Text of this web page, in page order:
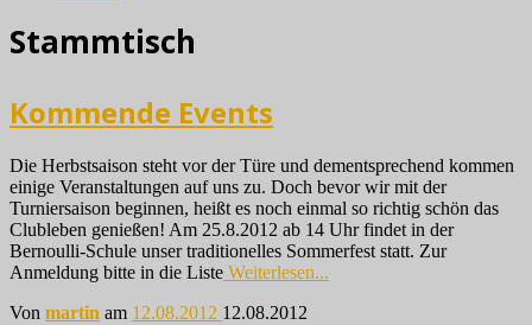
Stammtisch
Kommende Events
Die Herbstsaison steht vor der Türe und dementsprechend kommen
einige Veranstaltungen auf uns zu. Doch bevor wir mit der
Turniersaison beginnen, heißt es noch einmal so richtig schön das
Clubleben genießen! Am 25.8.2012 ab 14 Uhr findet in der
Bernoulli-Schule unser traditionelles Sommerfest statt. Zur
Anmeldung bitte in die Liste Weiterlesen...
Von martin am 12.08.2012 12.08.2012